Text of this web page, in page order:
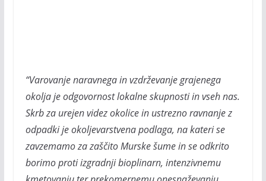
“Varovanje naravnega in vzdrževanje grajenega
okolja je odgovornost lokalne skupnosti in vseh nas.
Skrb za urejen videz okolice in ustrezno ravnanje z
odpadki je okoljevarstvena podlaga, na kateri se
zavzemamo za zaščito Murske šume in se odkrito
borimo proti izgradnji bioplinarn, intenzivnemu